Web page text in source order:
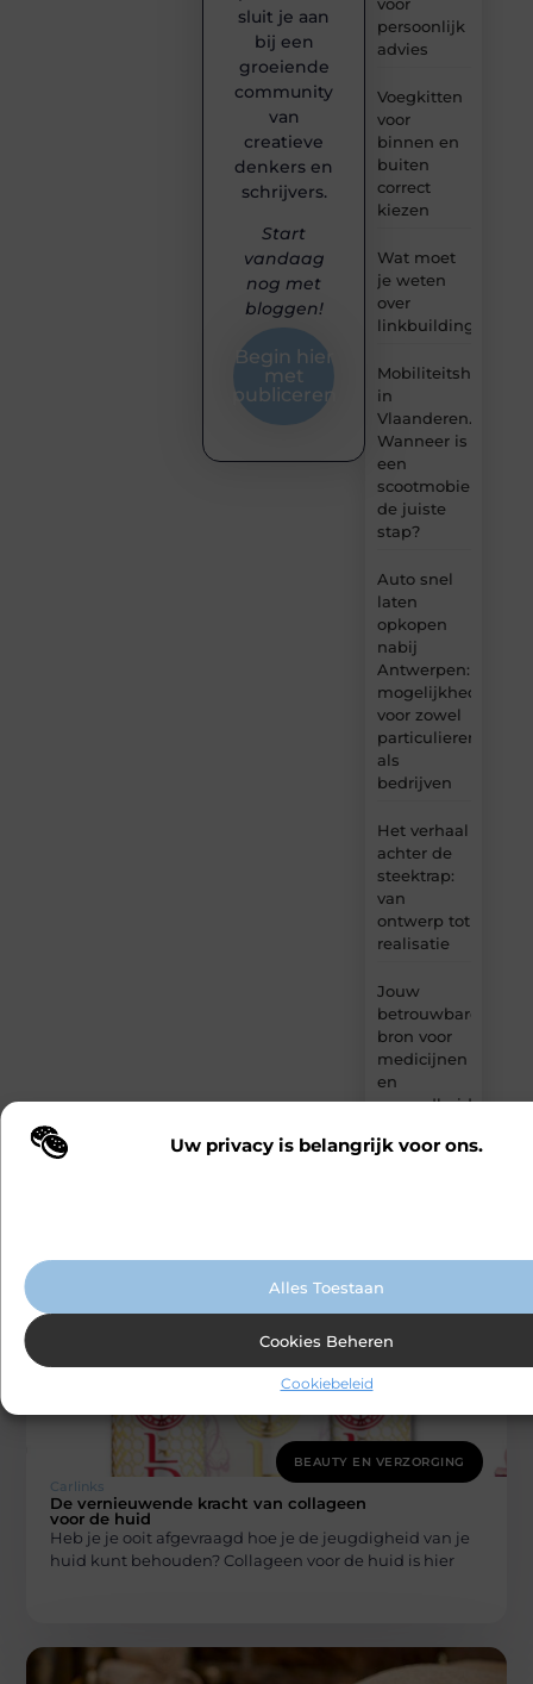
Uw privacy is belangrijk voor ons.
Wij maken gebruik van cookies en vergelijkbare technologieën om te
Alles Toestaan
Cookies Beheren
Cookiebeleid
persoonlijk
advies
Voegkitten
voor
binnen en
buiten
correct
kiezen
Wat moet
je weten
over
linkbuilding?
in
Vlaanderen.
Wanneer is
een
scootmobiel
de juiste
stap?
Auto snel
laten
opkopen
nabij
Antwerpen:
mogelijkheden
voor zowel
particulieren
als
bedrijven
Het verhaal
achter de
steektrap:
van
ontwerp tot
realisatie
Jouw
betrouwbare
bron voor
medicijnen
en
sluit je aan
bij een
groeiende
community
van
creatieve
denkers en
schrijvers.
Start
vandaag
nog met
bloggen!
Begin hier
met
publiceren
Gerelateerde artikelendie u mogelijk
interesseren
BEAUTY EN VERZORGING
Carlinks
De vernieuwende kracht van collageen
voor de huid
Heb je je ooit afgevraagd hoe je de jeugdigheid van je
huid kunt behouden? Collageen voor de huid is hier